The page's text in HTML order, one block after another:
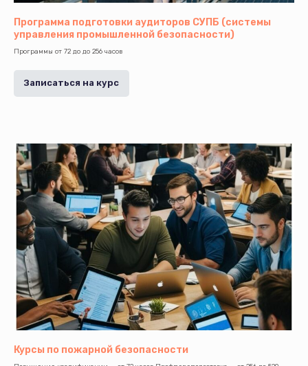
Программа подготовки аудиторов СУПБ (системы
управления промышленной безопасности)
Программы от 72 до до 256 часов
Записаться на курс
Курсы по пожарной безопасности